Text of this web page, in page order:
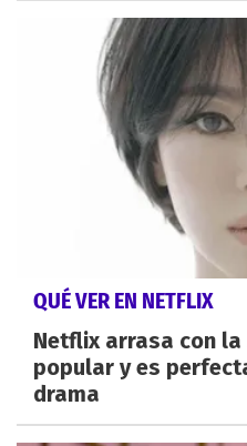
QUÉ VER EN NETFLIX
Netflix arrasa con
popular y es
drama